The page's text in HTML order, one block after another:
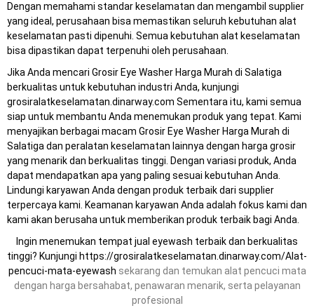
Dengan memahami standar keselamatan dan mengambil supplier
yang ideal, perusahaan bisa memastikan seluruh kebutuhan alat
keselamatan pasti dipenuhi. Semua kebutuhan alat keselamatan
bisa dipastikan dapat terpenuhi oleh perusahaan.
Jika Anda mencari Grosir Eye Washer Harga Murah di Salatiga
berkualitas untuk kebutuhan industri Anda, kunjungi
grosiralatkeselamatan.dinarway.com Sementara itu, kami semua
siap untuk membantu Anda menemukan produk yang tepat. Kami
menyajikan berbagai macam Grosir Eye Washer Harga Murah di
Salatiga dan peralatan keselamatan lainnya dengan harga grosir
yang menarik dan berkualitas tinggi. Dengan variasi produk, Anda
dapat mendapatkan apa yang paling sesuai kebutuhan Anda.
Lindungi karyawan Anda dengan produk terbaik dari supplier
terpercaya kami. Keamanan karyawan Anda adalah fokus kami dan
kami akan berusaha untuk memberikan produk terbaik bagi Anda.
Ingin menemukan tempat jual eyewash terbaik dan berkualitas
tinggi? Kunjungi https://grosiralatkeselamatan.dinarway.com/Alat-
pencuci-mata-eyewash sekarang dan temukan alat pencuci mata
dengan harga bersahabat, penawaran menarik, serta pelayanan
profesional